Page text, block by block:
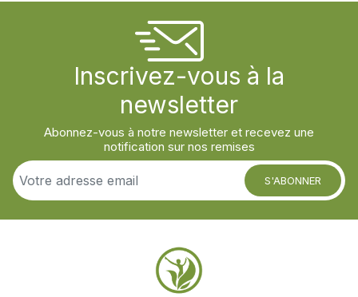
Inscrivez-vous à la
newsletter
Abonnez-vous à notre newsletter et recevez une
notification sur nos remises
S'ABONNER